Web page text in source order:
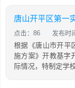
点击：86 发布时
根据《唐山市开平
施方案》开教基字
际情况，特制定学